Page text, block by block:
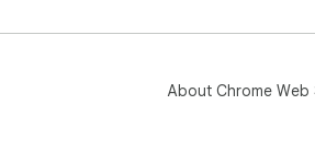
About Chrome Web